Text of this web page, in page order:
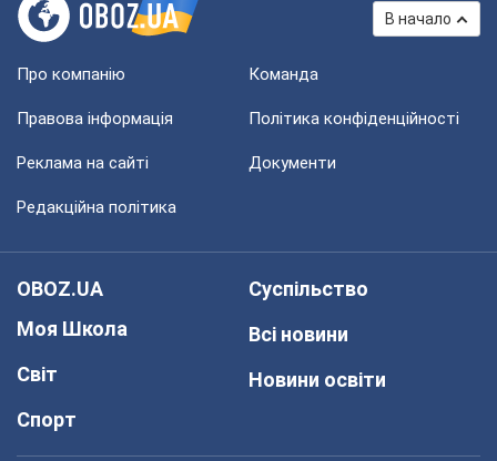
В начало
Про компанію Команда
Правова інформація Політика конфіденційності
Реклама на сайті Документи
Редакційна політика
OBOZ.UA
Моя Школа
Світ
Спорт
Суспільство
Всі новини
Новини освіти